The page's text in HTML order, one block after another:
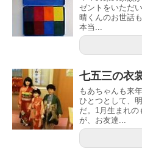
ゼントをいただ
晴くんのお世話
本当...
七五三の衣
もあちゃんも来
ひとつとして、
だ。1月生まれ
が、お友達...